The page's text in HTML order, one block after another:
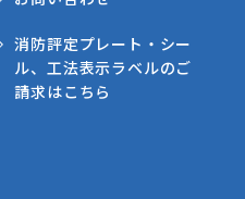
消防評定プレート・シー
ル、工法表示ラベルのご
請求はこちら